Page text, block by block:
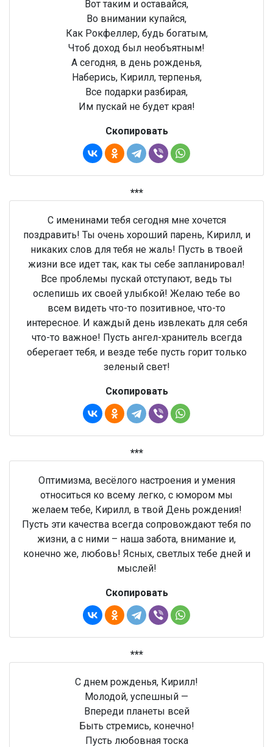
Вот таким и оставайся,
Во внимании купайся,
Как Рокфеллер, будь богатым,
Чтоб доход был необъятным!
А сегодня, в день рожденья,
Наберись, Кирилл, терпенья,
Все подарки разбирая,
Им пускай не будет края!
Скопировать
***
С именинами тебя сегодня мне хочется
поздравить! Ты очень хороший парень, Кирилл, и
никаких слов для тебя не жаль! Пусть в твоей
жизни все идет так, как ты себе запланировал!
Все проблемы пускай отступают, ведь ты
ослепишь их своей улыбкой! Желаю тебе во
всем видеть что-то позитивное, что-то
интересное. И каждый день извлекать для себя
что-то важное! Пусть ангел-хранитель всегда
оберегает тебя, и везде тебе пусть горит только
зеленый свет!
Скопировать
***
Оптимизма, весёлого настроения и умения
относиться ко всему легко, с юмором мы
желаем тебе, Кирилл, в твой День рождения!
Пусть эти качества всегда сопровождают тебя по
жизни, а с ними – наша забота, внимание и,
конечно же, любовь! Ясных, светлых тебе дней и
мыслей!
Скопировать
***
С днем рожденья, Кирилл!
Молодой, успешный —
Впереди планеты всей
Быть стремись, конечно!
Пусть любовная тоска